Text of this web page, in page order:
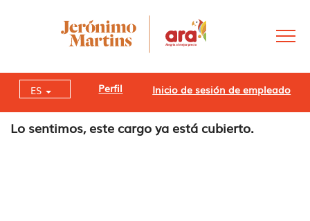
ES Perfil Inicio de sesión de empleado
Lo sentimos, este cargo ya está cubierto.